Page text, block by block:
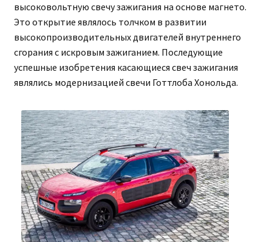
высоковольтную свечу зажигания на основе магнето.
Это открытие являлось толчком в развитии
высокопроизводительных двигателей внутреннего
сгорания с искровым зажиганием. Последующие
успешные изобретения касающиеся свеч зажигания
являлись модернизацией свечи Готтлоба Хонольда.